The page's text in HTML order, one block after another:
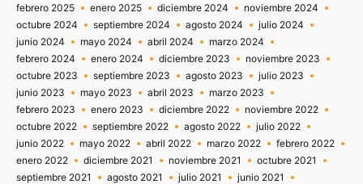
febrero 2025
enero 2025 diciembre 2024
noviembre 2024
octubre 2024
septiembre 2024 agosto 2024
julio 2024
junio 2024
mayo 2024 abril 2024
marzo 2024
febrero 2024
enero 2024 diciembre 2023
noviembre 2023
octubre 2023
septiembre 2023 agosto 2023
julio 2023
junio 2023
mayo 2023 abril 2023
marzo 2023
febrero 2023
enero 2023 diciembre 2022
noviembre 2022
octubre 2022
septiembre 2022 agosto 2022
julio 2022
junio 2022
mayo 2022 abril 2022 marzo 2022
febrero 2022
enero 2022
diciembre 2021 noviembre 2021
octubre 2021
septiembre 2021
agosto 2021 julio 2021
junio 2021